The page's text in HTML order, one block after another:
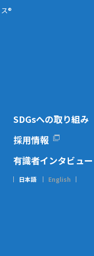
®
SDGsへの取り組み
採用情報
有識者インタビュー
日本語 English